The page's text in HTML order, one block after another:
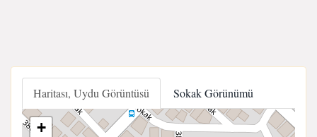
Haritası, Uydu Görüntüsü Sokak Görünümü
+